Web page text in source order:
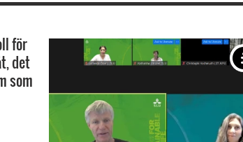
för
det
som